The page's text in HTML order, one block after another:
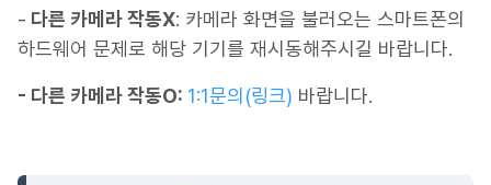
- 다른 카메라 작동X: 카메라 화면을 불러오는 스마트폰의
하드웨어 문제로 해당 기기를 재시동해주시길 바랍니다.
- 다른 카메라 작동O: 1:1문의(링크) 바랍니다.